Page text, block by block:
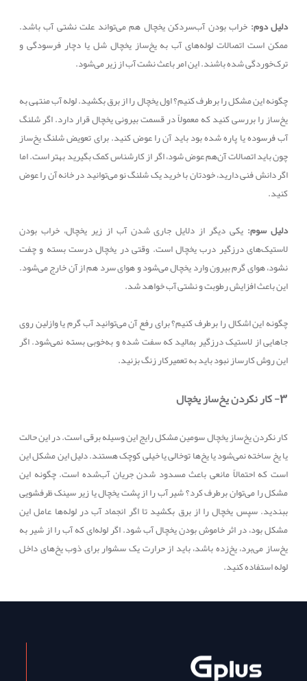
دلیل دوم: خراب بودن آب‌سردکن یخچال هم می‌تواند علت نشتی آب باشد.
ممکن است اتصالات لوله‌های آب به یخ‌ساز یخچال شل یا دچار فرسودگی و
ترک‌خوردگی شده باشند. این امر باعث نشت آب از زیر می‌شود.
چگونه این مشکل را برطرف کنیم؟ اول یخچال را از برق بکشید. لوله آب منتهی به
یخ‌ساز را بررسی کنید که معمولاً در قسمت بیرونی یخچال قرار دارد. اگر شلنگ
آب فرسوده یا پاره شده بود باید آن را عوض کنید. برای تعویض شلنگ یخ‌ساز
چون باید اتصالات آن‌هم عوض شود، اگر از کارشناس کمک بگیرید بهتر است. اما
اگر دانش فنی دارید، خودتان با خرید یک شلنگ نو می‌توانید در خانه آن را عوض
کنید.
دلیل سوم: یکی دیگر از دلایل جاری شدن آب از زیر یخچال، خراب بودن
لاستیک‌های درزگیر درب یخچال است. وقتی در یخچال درست بسته و چفت
نشود، هوای گرم بیرون وارد یخچال می‌شود و هوای سرد هم از آن خارج می‌شود.
این باعث افزایش رطوبت و نشتی آب خواهد شد.
چگونه این اشکال را برطرف کنیم؟ برای رفع آن می‌توانید آب گرم یا وازلین روی
جاهایی از لاستیک درزگیر بمالید که سفت شده و به‌خوبی بسته نمی‌شود. اگر
این روش کارساز نبود باید به تعمیرکار زنگ بزنید.
3- کار نکردن یخ‌ساز یخچال
کار نکردن یخ‌ساز یخچال سومین مشکل رایج این وسیله برقی است. در این حالت
یا یخ ساخته نمی‌شود یا یخ‌ها توخالی یا خیلی کوچک هستند. دلیل این مشکل این
است که احتمالاً مانعی باعث مسدود شدن جریان آب‌شده است. چگونه این
مشکل را می‌توان برطرف کرد؟ شیر آب را از پشت یخچال یا زیر سینک ظرفشویی
ببندید. سپس یخچال را از برق بکشید تا اگر انجماد آب در لوله‌ها عامل این
مشکل بود، در اثر خاموش بودن یخچال آب شود. اگر لوله‌ای که آب را از شیر به
یخ‌ساز می‌برد، یخ‌زده باشد، باید از حرارت یک سشوار برای ذوب یخ‌های داخل
لوله استفاده کنید.